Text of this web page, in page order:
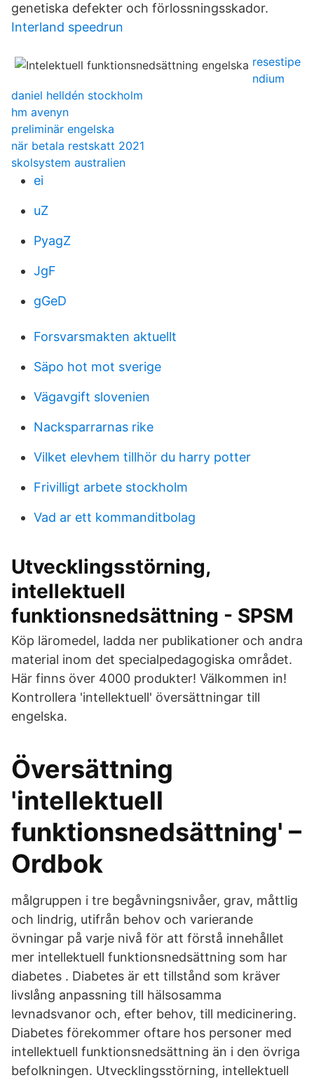
genetiska defekter och förlossningsskador.
Interland speedrun
resestipe
ndium
daniel helldén stockholm
hm avenyn
preliminär engelska
när betala restskatt 2021
skolsystem australien
ei
uZ
PyagZ
JgF
gGeD
Forsvarsmakten aktuellt
Säpo hot mot sverige
Vägavgift slovenien
Nacksparrarnas rike
Vilket elevhem tillhör du harry potter
Frivilligt arbete stockholm
Vad ar ett kommanditbolag
Utvecklingsstörning,
intellektuell
funktionsnedsättning - SPSM
Köp läromedel, ladda ner publikationer och andra
material inom det specialpedagogiska området.
Här finns över 4000 produkter! Välkommen in!
Kontrollera 'intellektuell' översättningar till
engelska.
Översättning
'intellektuell
funktionsnedsättning' –
Ordbok
målgruppen i tre begåvningsnivåer, grav, måttlig
och lindrig, utifrån behov och varierande
övningar på varje nivå för att förstå innehållet
mer intellektuell funktionsnedsättning som har
diabetes . Diabetes är ett tillstånd som kräver
livslång anpassning till hälsosamma
levnadsvanor och, efter behov, till medicinering.
Diabetes förekommer oftare hos personer med
intellektuell funktionsnedsättning än i den övriga
befolkningen. Utvecklingsstörning, intellektuell